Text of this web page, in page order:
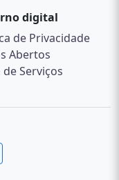
digital
de Privacidade
Abertos
de Serviços